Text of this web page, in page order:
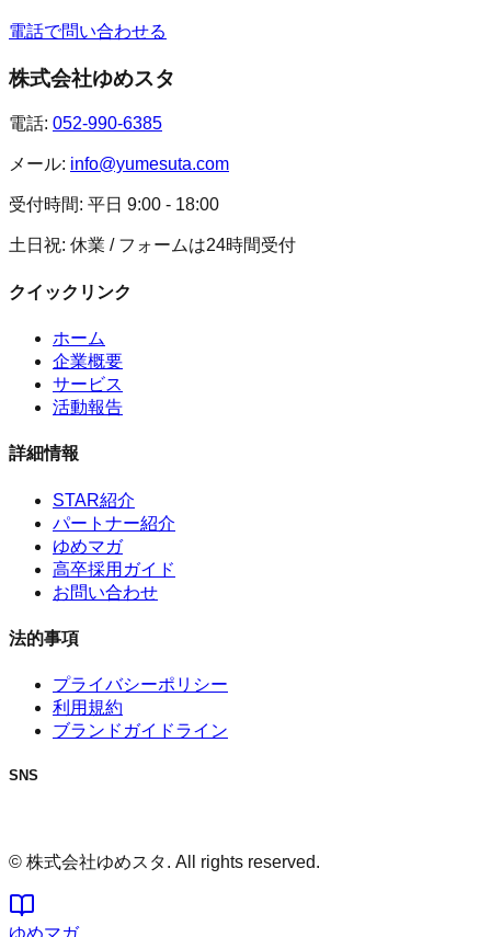
電話で問い合わせる
株式会社ゆめスタ
電話: 052-990-6385
メール: info@yumesuta.com
受付時間: 平日 9:00 - 18:00
土日祝: 休業 / フォームは24時間受付
クイックリンク
ホーム
企業概要
サービス
活動報告
詳細情報
STAR紹介
パートナー紹介
ゆめマガ
高卒採用ガイド
お問い合わせ
法的事項
プライバシーポリシー
利用規約
ブランドガイドライン
SNS
© 株式会社ゆめスタ. All rights reserved.